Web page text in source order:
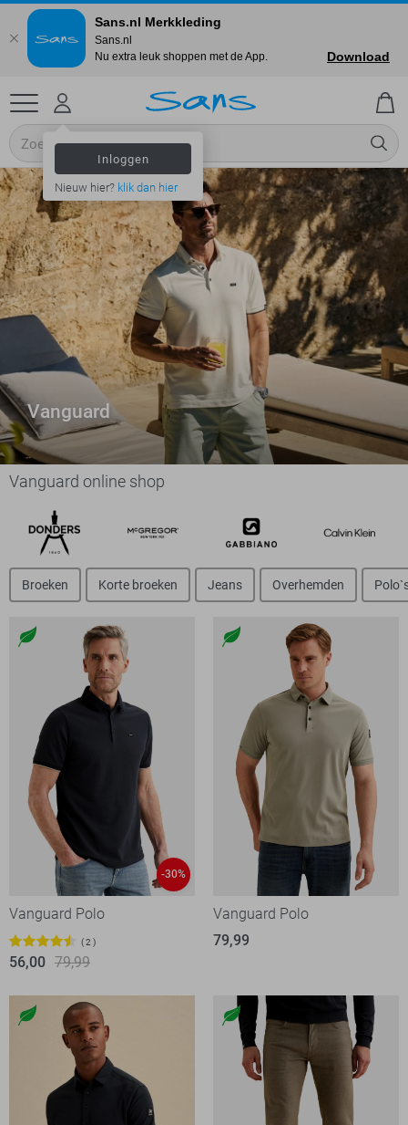
Inloggen
Nieuw hier? klik dan hier
Vanguard
Vanguard online shop
Broeken Korte broeken Jeans Overhemden
-30%
Vanguard Polo
2
56,00 79,99
Vanguard Polo
79,99
Sans.nl Merkkleding
Sans.nl
Nu extra leuk shoppen met de App.
Download